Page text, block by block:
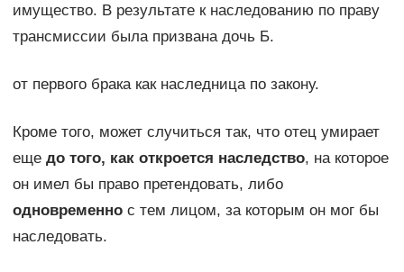
имущество. В результате к наследованию по праву
трансмиссии была призвана дочь Б.
от первого брака как наследница по закону.
Кроме того, может случиться так, что отец умирает
еще до того, как откроется наследство, на которое
он имел бы право претендовать, либо
одновременнос тем лицом, за которым он мог бы
наследовать.